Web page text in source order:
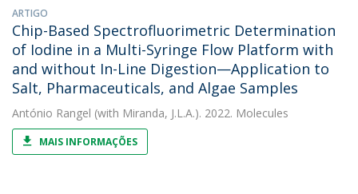
ARTIGO
Chip-Based Spectrofluorimetric Determination
of Iodine in a Multi-Syringe Flow Platform with
and without In-Line Digestion—Application to
Salt, Pharmaceuticals, and Algae Samples
António Rangel (with Miranda, J.L.A.). 2022. Molecules
MAIS INFORMAÇÕES